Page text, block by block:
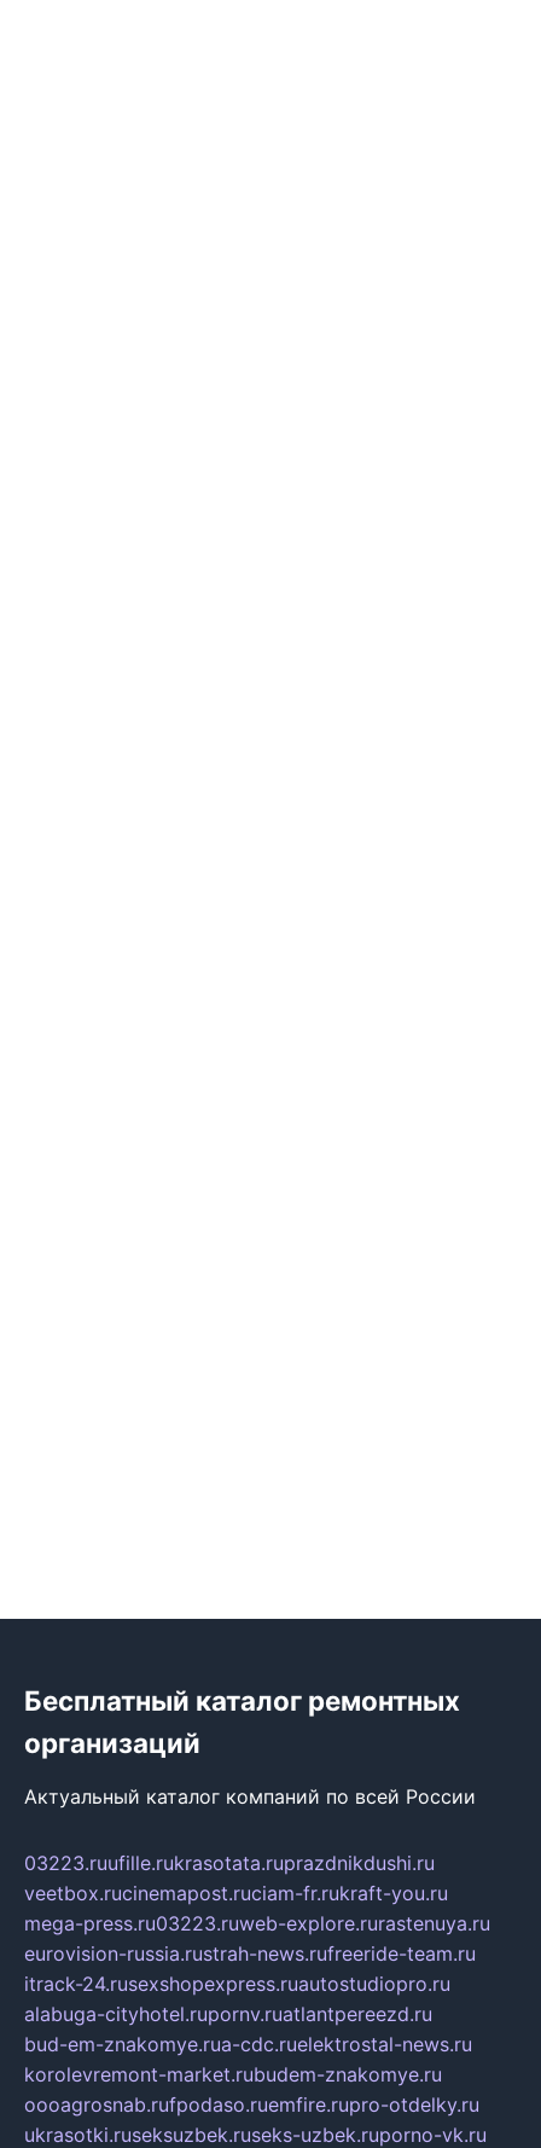
Бесплатный каталог ремонтных
организаций
Актуальный каталог компаний по всей России
03223.ruufille.rukrasotata.ruprazdnikdushi.ru
veetbox.rucinemapost.ruciam-fr.rukraft-you.ru
mega-press.ru03223.ruweb-explore.rurastenuya.ru
eurovision-russia.rustrah-news.rufreeride-team.ru
itrack-24.rusexshopexpress.ruautostudiopro.ru
alabuga-cityhotel.rupornv.ruatlantpereezd.ru
bud-em-znakomye.rua-cdc.ruelektrostal-news.ru
korolevremont-market.rubudem-znakomye.ru
oooagrosnab.rufpodaso.ruemfire.rupro-otdelky.ru
ukrasotki.ruseksuzbek.ruseks-uzbek.ruporno-vk.ru